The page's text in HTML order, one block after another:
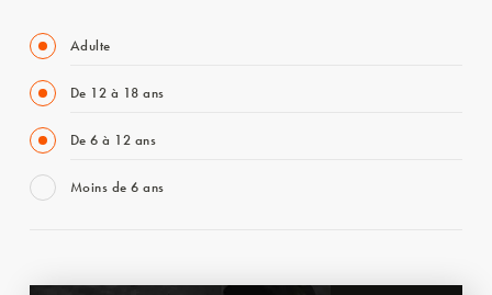
Adulte
De 12 à 18 ans
De 6 à 12 ans
Moins de 6 ans